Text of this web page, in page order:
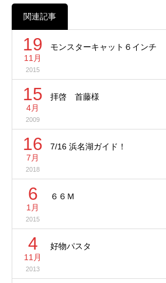
関連記事
19
11月
2015
モンスターキャット６インチ
15
4月
2009
拝啓 首藤様
16
7月
2018
7/16 浜名湖ガイド！
6
1月
2015
６６Ｍ
4
11月
2013
好物パスタ